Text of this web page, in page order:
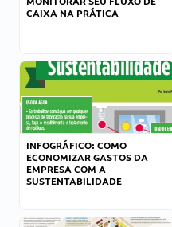
CAIXA NA PRÁTICA
INFOGRÁFICO: COMO
ECONOMIZAR GASTOS DA
EMPRESA COM A
SUSTENTABILIDADE